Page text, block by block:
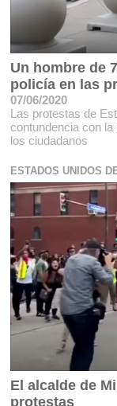
Un hombre de
policía en las
07/06/2020
Las protestas de
contundencia con
los ciudadanos
ESTADOS UNIDOS
El alcalde de
protestas